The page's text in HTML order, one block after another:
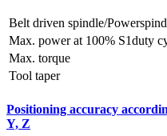
Belt driven spindle/
Max. power at 100% S1duty
Max. torque
Tool taper
Positioning accuracy
Y, Z